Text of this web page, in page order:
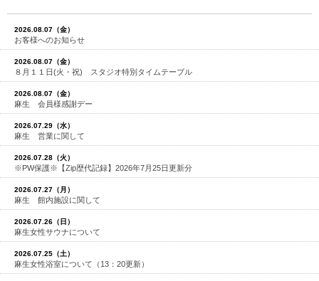
2026.08.07（金）
お客様へのお知らせ
2026.08.07（金）
８月１１日(火・祝) スタジオ特別タイムテーブル
2026.08.07（金）
麻生 会員様感謝デー
2026.07.29（水）
麻生 営業に関して
2026.07.28（火）
※PW保護※【Zip歴代記録】2026年7月25日更新分
2026.07.27（月）
麻生 館内施設に関して
2026.07.26（日）
麻生女性サウナについて
2026.07.25（土）
麻生女性浴室について（13：20更新）